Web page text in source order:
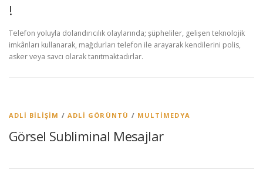
!
Telefon yoluyla dolandırıcılık olaylarında; şüpheliler, gelişen teknolojik
imkânları kullanarak, mağdurları telefon ile arayarak kendilerini polis,
asker veya savcı olarak tanıtmaktadırlar.
ADLI BILIŞIM /ADLI GÖRÜNTÜ / MULTIMEDYA
Görsel Subliminal Mesajlar